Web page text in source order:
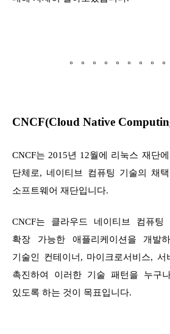
。。。。。。。。
CNCF(Cloud Native
CNCF는 2015년 12월에 리눅스 재단
단체로, 네이티브 컴퓨팅 기술의 채
소프트웨어 재단입니다.
CNCF는 클라우드 네이티브 컴퓨팅
확장 가능한 애플리케이션을 개발
기술인 컨테이너, 마이크로서비스,
촉진하여 이러한 기술 패턴을 누구
있도록 하는 것이 목표입니다.